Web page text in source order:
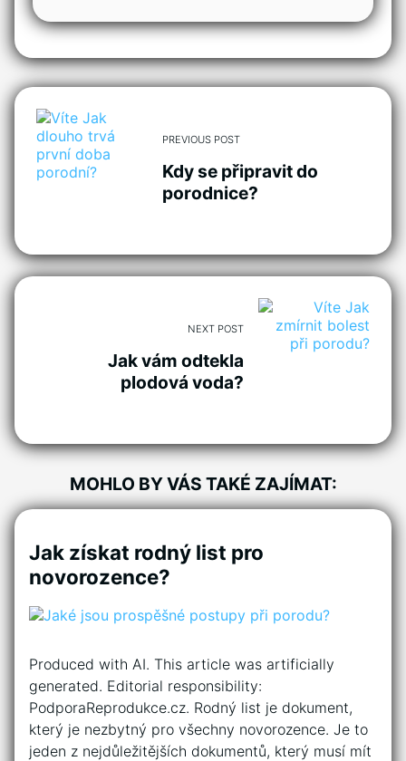
PREVIOUS POST
Kdy se připravit do
porodnice?
NEXT POST
Jak vám odtekla
plodová voda?
MOHLO BY VÁS TAKÉ ZAJÍMAT:
Jak získat rodný list pro
novorozence?
Produced with AI. This article was artificially
generated. Editorial responsibility:
PodporaReprodukce.cz. Rodný list je dokument,
který je nezbytný pro všechny novorozence. Je to
jeden z nejdůležitějších dokumentů, který musí mít